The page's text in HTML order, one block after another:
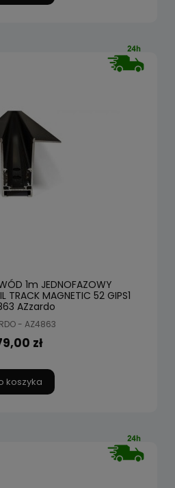
1m JEDNOFAZOWY
TRACK MAGNETIC 52 GIPS1
AZzardo
- AZ4863
zł
koszyka